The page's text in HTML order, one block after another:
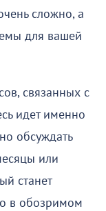
сложно, а
для вашей
связанных с
идет именно
обсуждать
или
станет
в обозримом